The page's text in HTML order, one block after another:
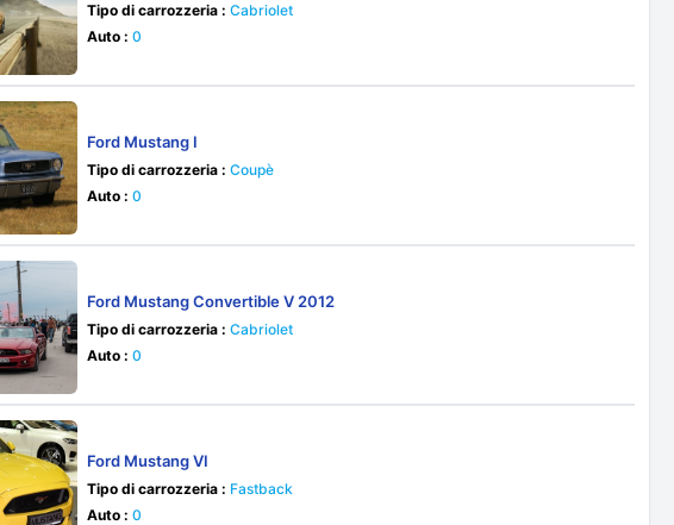
Tipo di carrozzeria : Cabriolet
Auto : 0
Ford Mustang I
Tipo di carrozzeria : Coupè
Auto : 0
Ford Mustang Convertible V 2012
Tipo di carrozzeria : Cabriolet
Auto : 0
Ford Mustang VI
Tipo di carrozzeria : Fastback
Auto : 0